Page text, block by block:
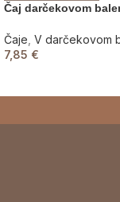
Čaj darčekovom
Čaje V darčekovom
7,85 €